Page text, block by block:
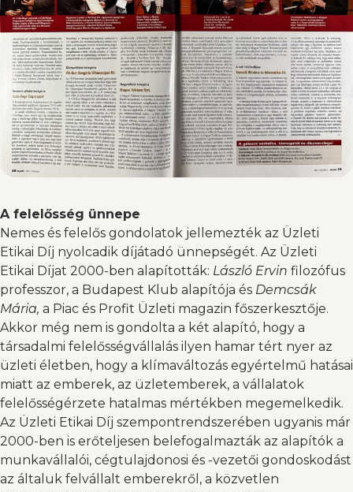
A felelősség ünnepe
Nemes és felelős gondolatok jellemezték az Üzleti
Etikai Díj nyolcadik díjátadó ünnepségét. Az Üzleti
Etikai Díjat 2000-ben alapították: László Ervin filozófus
professzor, a Budapest Klub alapítója és Demcsák
Mária, a Piac és Profit Üzleti magazin főszerkesztője.
Akkor még nem is gondolta a két alapító, hogy a
társadalmi felelősségvállalás ilyen hamar tért nyer az
üzleti életben, hogy a klímaváltozás egyértelmű hatásai
miatt az emberek, az üzletemberek, a vállalatok
felelősségérzete hatalmas mértékben megemelkedik.
Az Üzleti Etikai Díj szempontrendszerében ugyanis már
2000-ben is erőteljesen belefogalmazták az alapítók a
munkavállalói, cégtulajdonosi és -vezetői gondoskodást
az általuk felvállalt emberekről, a közvetlen